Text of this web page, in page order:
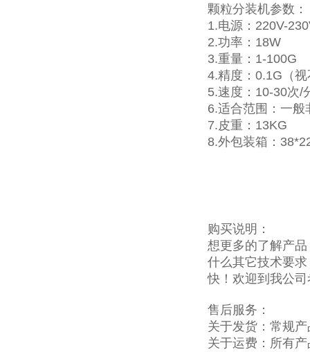
颗粒分装机参数：
1.电源：220V-
2.功率：18W
3.重量：1-100G
4.精度：0.1G（
5.速度：10-30次/
6.适合范围：一
7.皮重：13KG
8.外包装箱：
购买说明：
想更多的了解产
什么其它技术要
快！欢迎到我公
售后服务：
关于发货：常规
关于运费：所有